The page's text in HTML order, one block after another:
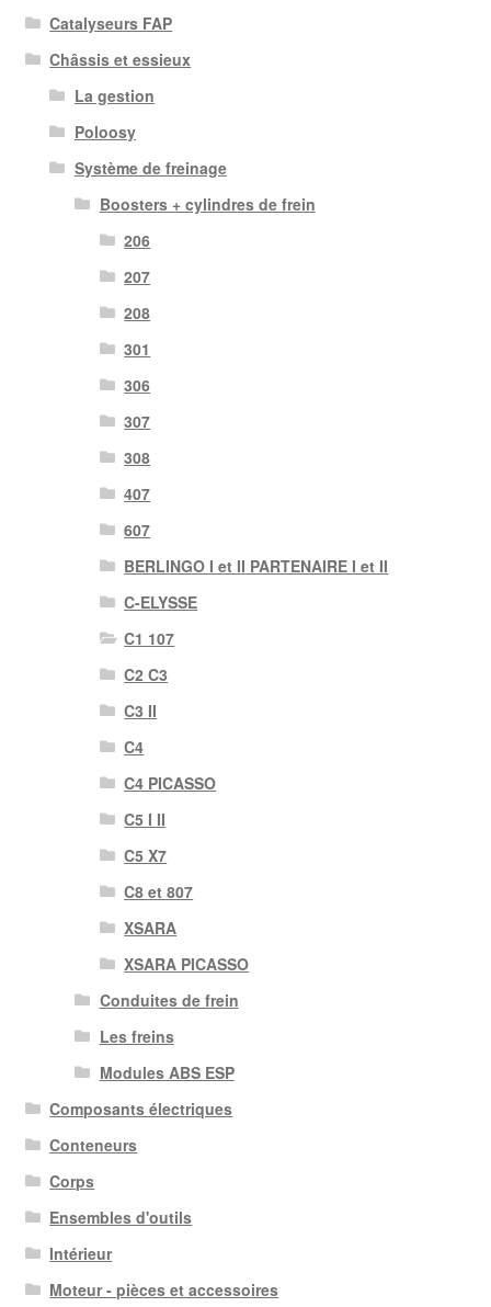
Catalyseurs FAP
Châssis et essieux
La gestion
Poloosy
Système de freinage
Boosters + cylindres de frein
206
207
208
301
306
307
308
407
607
BERLINGO I et II PARTENAIRE I et II
C-ELYSSE
C1 107
C2 C3
C3 II
C4
C4 PICASSO
C5 I II
C5 X7
C8 et 807
XSARA
XSARA PICASSO
Conduites de frein
Les freins
Modules ABS ESP
Composants électriques
Conteneurs
Corps
Ensembles d'outils
Intérieur
Moteur - pièces et accessoires